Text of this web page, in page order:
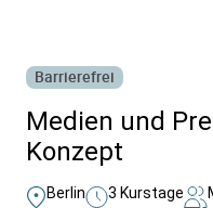
Barrierefrei
Medien und
Konzept
Berlin 3 Kurstage